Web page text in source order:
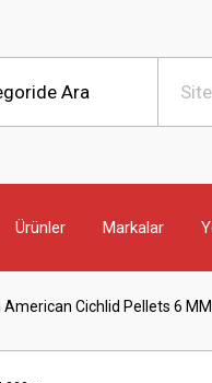
Ürünler Markalar
Cichlid Pellets 6